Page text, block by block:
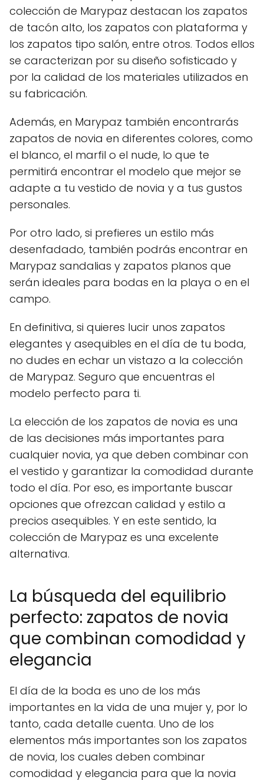
colección de Marypaz destacan los zapatos
de tacón alto, los zapatos con plataforma y
los zapatos tipo salón, entre otros. Todos ellos
se caracterizan por su diseño sofisticado y
por la calidad de los materiales utilizados en
su fabricación.
Además, en Marypaz también encontrarás
zapatos de novia en diferentes colores, como
el blanco, el marfil o el nude, lo que te
permitirá encontrar el modelo que mejor se
adapte a tu vestido de novia y a tus gustos
personales.
Por otro lado, si prefieres un estilo más
desenfadado, también podrás encontrar en
Marypaz sandalias y zapatos planos que
serán ideales para bodas en la playa o en el
campo.
En definitiva, si quieres lucir unos zapatos
elegantes y asequibles en el día de tu boda,
no dudes en echar un vistazo a la colección
de Marypaz. Seguro que encuentras el
modelo perfecto para ti.
La elección de los zapatos de novia es una
de las decisiones más importantes para
cualquier novia, ya que deben combinar con
el vestido y garantizar la comodidad durante
todo el día. Por eso, es importante buscar
opciones que ofrezcan calidad y estilo a
precios asequibles. Y en este sentido, la
colección de Marypaz es una excelente
alternativa.
La búsqueda del equilibrio
perfecto: zapatos de novia
que combinan comodidad y
elegancia
El día de la boda es uno de los más
importantes en la vida de una mujer y, por lo
tanto, cada detalle cuenta. Uno de los
elementos más importantes son los zapatos
de novia, los cuales deben combinar
comodidad y elegancia para que la novia